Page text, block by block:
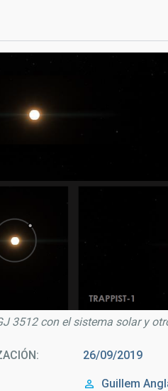
3512 con el sistema solar y
26/09/2019
Guillem